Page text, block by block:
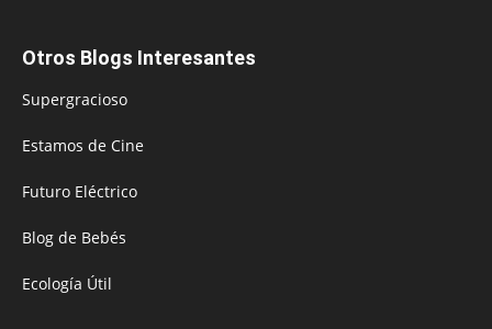
Otros Blogs Interesantes
Supergracioso
Estamos de Cine
Futuro Eléctrico
Blog de Bebés
Ecología Útil